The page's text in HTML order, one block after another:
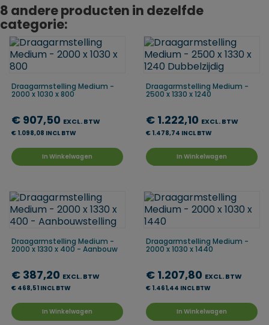
8 andere producten in dezelfde
categorie:
Draagarmstelling Medium -
2000 x 1030 x 800
€ 907,50 EXCL. BTW
€ 1.098,08 INCL BTW
In Winkelwagen
Draagarmstelling Medium -
2500 x 1330 x 1240
€ 1.222,10 EXCL. BTW
€ 1.478,74 INCL BTW
In Winkelwagen
Draagarmstelling Medium -
2000 x 1330 x 400 - Aanbouw
€ 387,20 EXCL. BTW
€ 468,51 INCL BTW
In Winkelwagen
Draagarmstelling Medium -
2000 x 1030 x 1440
€ 1.207,80 EXCL. BTW
€ 1.461,44 INCL BTW
In Winkelwagen